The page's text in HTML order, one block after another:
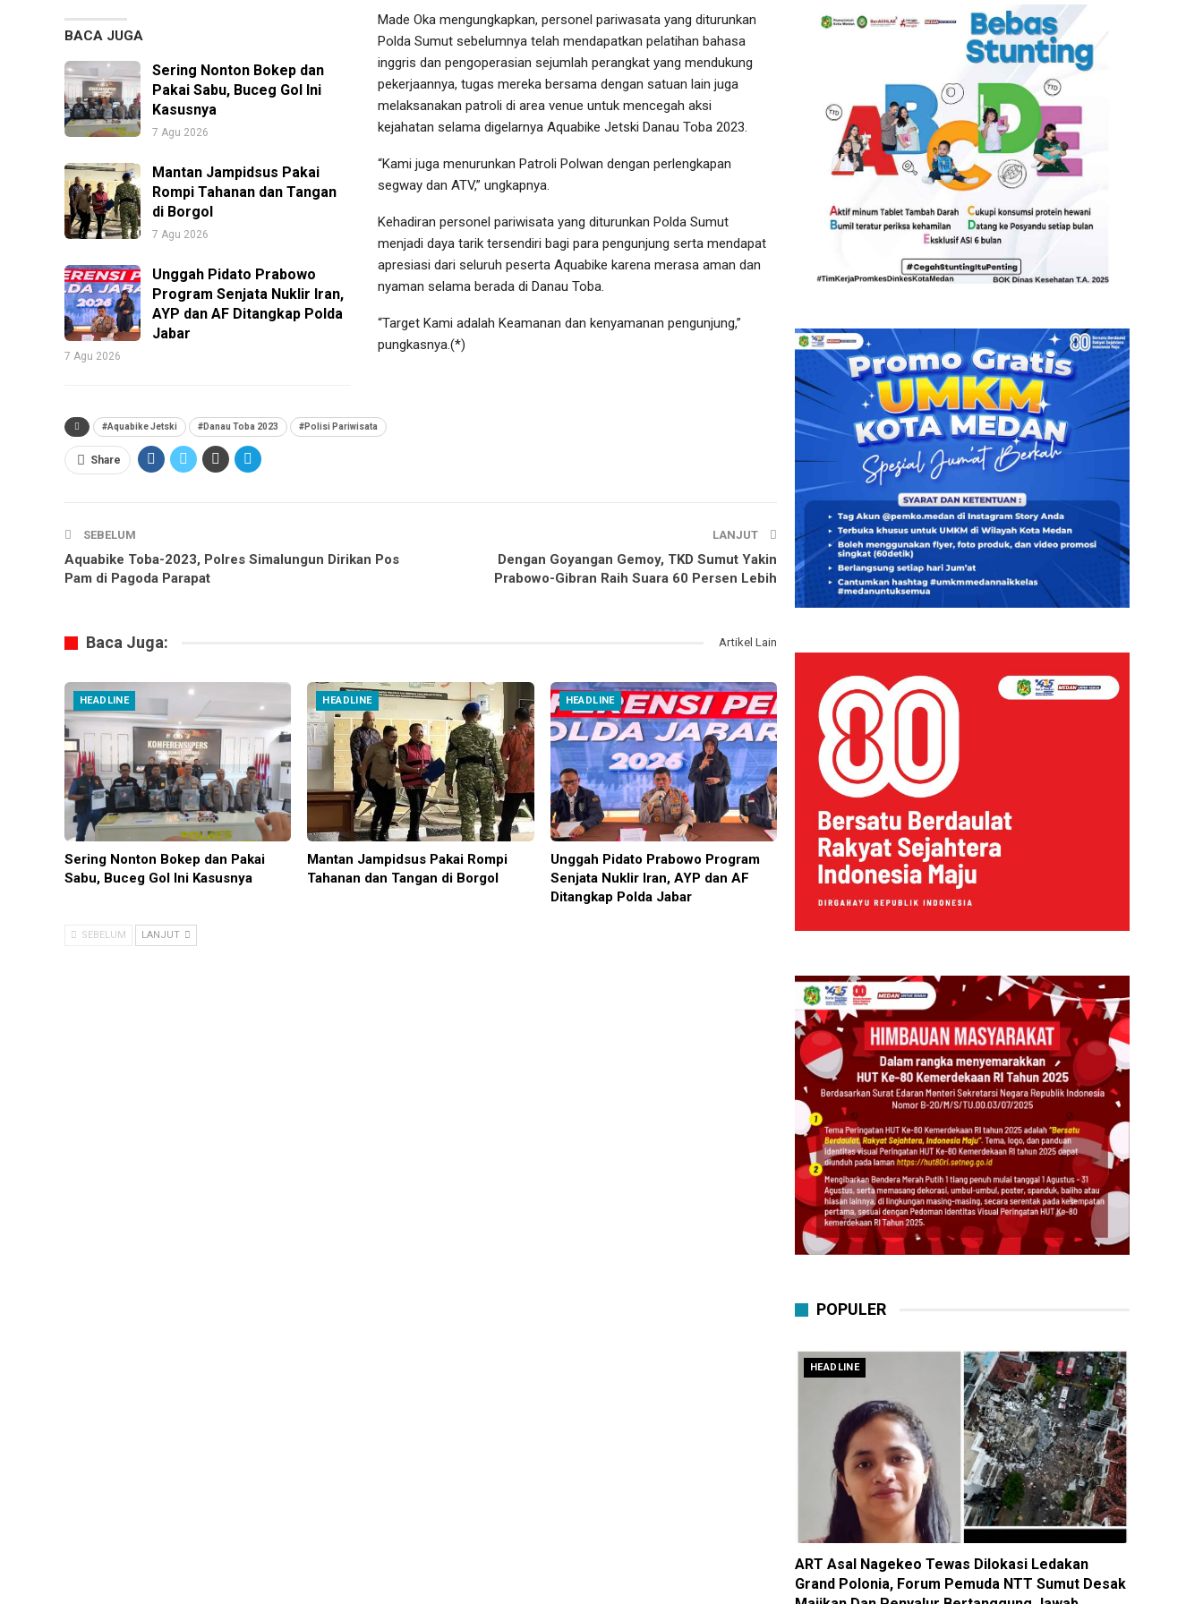
BACA JUGA
Sering Nonton Bokep dan
Pakai Sabu, Buceg Gol Ini
Kasusnya
7 Agu 2026
Mantan Jampidsus Pakai
Rompi Tahanan dan Tangan
di Borgol
7 Agu 2026
Unggah Pidato Prabowo
Program Senjata Nuklir Iran,
AYP dan AF Ditangkap Polda
Jabar
7 Agu 2026
Made Oka mengungkapkan, personel pariwasata yang diturunkan
Polda Sumut sebelumnya telah mendapatkan pelatihan bahasa
inggris dan pengoperasian sejumlah perangkat yang mendukung
pekerjaannya, tugas mereka bersama dengan satuan lain juga
melaksanakan patroli di area venue untuk mencegah aksi
kejahatan selama digelarnya Aquabike Jetski Danau Toba 2023.
“Kami juga menurunkan Patroli Polwan dengan perlengkapan
segway dan ATV,” ungkapnya.
Kehadiran personel pariwisata yang diturunkan Polda Sumut
menjadi daya tarik tersendiri bagi para pengunjung serta mendapat
apresiasi dari seluruh peserta Aquabike karena merasa aman dan
nyaman selama berada di Danau Toba.
“Target Kami adalah Keamanan dan kenyamanan pengunjung,”
pungkasnya.(*)
#Aquabike Jetski #Danau Toba 2023 #Polisi Pariwisata
Share
SEBELUM
Aquabike Toba-2023, Polres Simalungun Dirikan Pos
Pam di Pagoda Parapat
LANJUT
Dengan Goyangan Gemoy, TKD Sumut Yakin
Prabowo-Gibran Raih Suara 60 Persen Lebih
Baca Juga: Artikel Lain
HEADLINE
Sering Nonton Bokep dan Pakai
Sabu, Buceg Gol Ini Kasusnya
HEADLINE
Mantan Jampidsus Pakai Rompi
Tahanan dan Tangan di Borgol
HEADLINE
Unggah Pidato Prabowo Program
Senjata Nuklir Iran, AYP dan AF
Ditangkap Polda Jabar
SEBELUM LANJUT
POPULER
HEADLINE
ART Asal Nagekeo Tewas Dilokasi Ledakan
Grand Polonia, Forum Pemuda NTT Sumut Desak